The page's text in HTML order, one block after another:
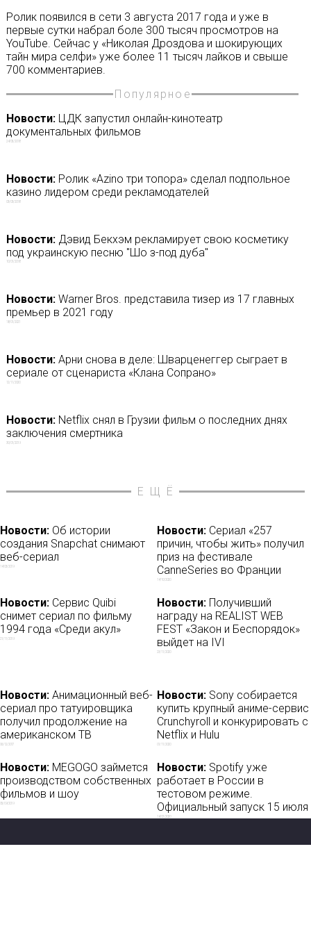
Ролик появился в сети 3 августа 2017 года и уже в
первые сутки набрал боле 300 тысяч просмотров на
YouTube. Сейчас у «Николая Дроздова и шокирующих
тайн мира селфи» уже более 11 тысяч лайков и свыше
700 комментариев.
Популярное
Новости:ЦДК запустил онлайн-кинотеатр
документальных фильмов
24/05/2018
Новости:Ролик «Azino три топора» сделал подпольное
казино лидером среди рекламодателей
03/03/2018
Новости:Дэвид Бекхэм рекламирует свою косметику
под украинскую песню "Шо з-под дуба"
10/01/2018
Новости:Warner Bros. представила тизер из 17 главных
премьер в 2021 году
18/01/2021
Новости:Арни снова в деле: Шварценеггер сыграет в
сериале от сценариста «Клана Сопрано»
12/11/2020
Новости:Netflix снял в Грузии фильм о последних днях
заключения смертника
30/01/2019
ЕЩЁ
Новости: Об истории
создания Snapchat снимают
веб-сериал
14/03/2019
Новости: Cериал «257
причин, чтобы жить» получил
приз на фестивале
CanneSeries во Франции
14/10/2020
Новости: Сервис Quibi
снимет сериал по фильму
1994 года «Среди акул»
21/11/2019
Новости: Получивший
награду на REALIST WEB
FEST «Закон и Беспорядок»
выйдет на IVI
23/11/2020
Новости: Анимационный веб-
сериал про татуировщика
получил продолжение на
американском ТВ
06/12/2017
Новости: Sony собирается
купить крупный аниме-сервис
Crunchyroll и конкурировать с
Netflix и Hulu
01/11/2020
Новости: MEGOGO займется
производством собственных
фильмов и шоу
05/09/2019
Новости: Spotify уже
работает в России в
тестовом режиме.
Официальный запуск 15 июля
14/07/2020